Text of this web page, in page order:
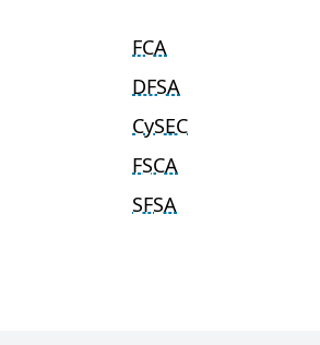
FCA
DFSA
CySEC
FSCA
SFSA